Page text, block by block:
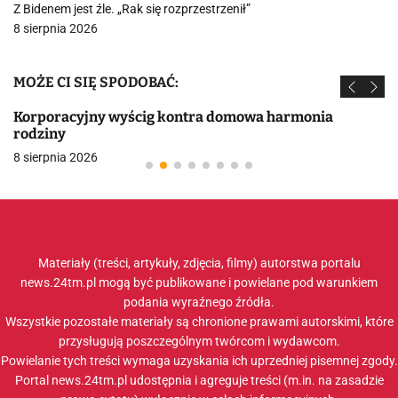
Z Bidenem jest źle. „Rak się rozprzestrzenił”
8 sierpnia 2026
MOŻE CI SIĘ SPODOBAĆ:
Korporacyjny wyścig kontra domowa harmonia
rodziny
8 sierpnia 2026
Materiały (treści, artykuły, zdjęcia, filmy) autorstwa portalu
news.24tm.pl mogą być publikowane i powielane pod warunkiem
podania wyraźnego źródła.
Wszystkie pozostałe materiały są chronione prawami autorskimi, które
przysługują poszczególnym twórcom i wydawcom.
Powielanie tych treści wymaga uzyskania ich uprzedniej pisemnej zgody.
Portal news.24tm.pl udostępnia i agreguje treści (m.in. na zasadzie